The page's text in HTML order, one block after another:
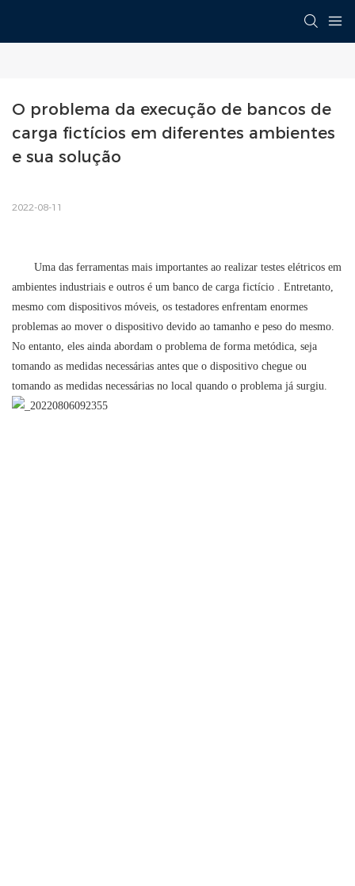
O problema da execução de bancos de
carga fictícios em diferentes ambientes
e sua solução
2022-08-11
Uma das ferramentas mais importantes ao realizar testes elétricos em
ambientes industriais e outros é um banco de carga fictício
. Entretanto,
mesmo com dispositivos móveis, os testadores enfrentam enormes
problemas ao mover o dispositivo devido ao tamanho e peso do mesmo.
No entanto, eles ainda abordam o problema de forma metódica, seja
tomando as medidas necessárias antes que o dispositivo chegue ou
tomando as medidas necessárias no local quando o problema já surgiu.